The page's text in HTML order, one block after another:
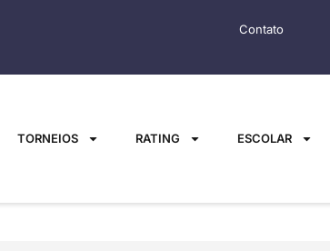
Contato
TORNEIOS RATING ESCOLAR